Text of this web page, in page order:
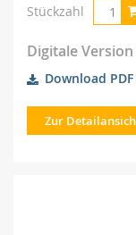
Stückzahl
Digitale
Download PDF
Zur